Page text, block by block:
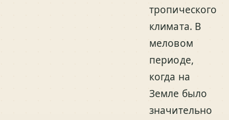
тропического
климата. В
меловом
периоде,
когда на
Земле было
значительно